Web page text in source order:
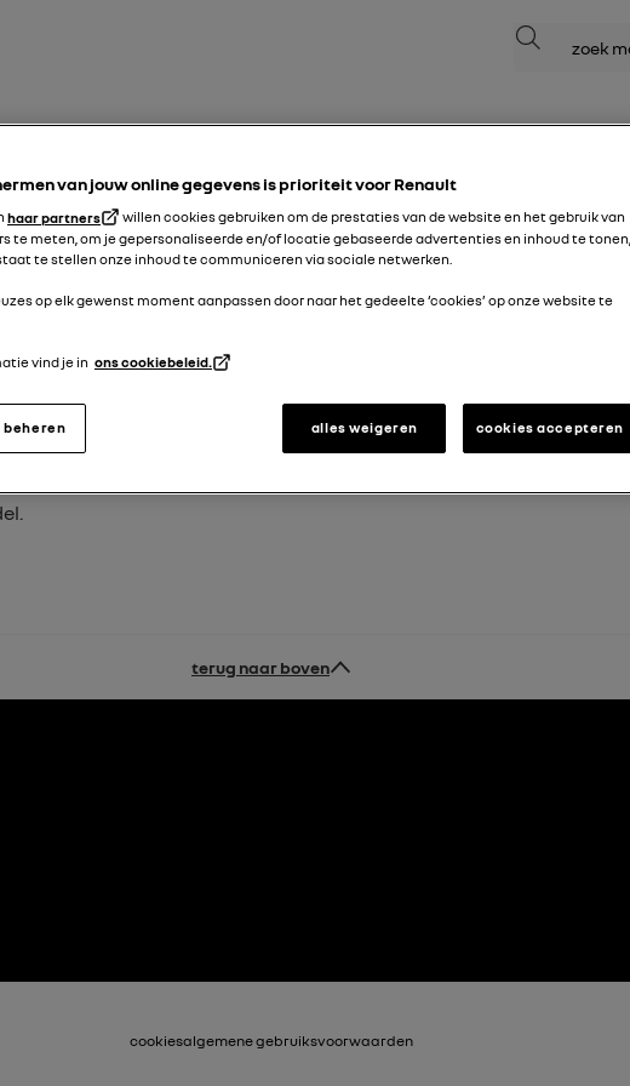
Zoeken
kenteken
landen:
terug naar boven
cookiesalgemene gebruiksvoorwaarden
van jouw online gegevens is prioriteit voor Renault
haar partners
willen cookies gebruiken om de prestaties van de website en het gebruik van
te meten, om je gepersonaliseerde en/of locatie gebaseerde advertenties en inhoud te tonen,
te stellen onze inhoud te communiceren via sociale netwerken.
op elk gewenst moment aanpassen door naar het gedeelte ‘cookies’ op onze website te
vind je in ons cookiebeleid.
alles weigeren cookies accepteren
beheren